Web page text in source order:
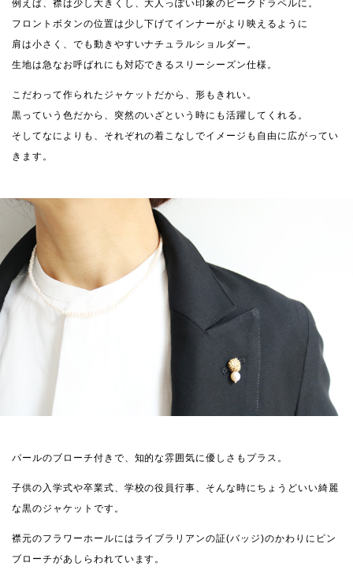
例えば、襟は少し大きくし、大人っぽい印象のピークドラペルに。
フロントボタンの位置は少し下げてインナーがより映えるように
肩は小さく、でも動きやすいナチュラルショルダー。
生地は急なお呼ばれにも対応できるスリーシーズン仕様。
こだわって作られたジャケットだから、形もきれい。
黒っていう色だから、突然のいざという時にも活躍してくれる。
そしてなによりも、それぞれの着こなしでイメージも自由に広がってい
きます。
パールのブローチ付きで、知的な雰囲気に優しさもプラス。
子供の入学式や卒業式、学校の役員行事、そんな時にちょうどいい綺麗
な黒のジャケットです。
襟元のフラワーホールにはライブラリアンの証(バッジ)のかわりにピン
ブローチがあしらわれています。